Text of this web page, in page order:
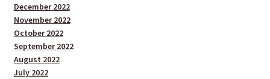
December 2022
November 2022
October 2022
September 2022
August 2022
July 2022